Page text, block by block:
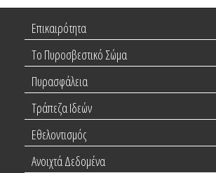
Επικαιρότητα
Το Πυροσβεστικό Σώμα
Πυρασφάλεια
Τράπεζα Ιδεών
Εθελοντισμός
Ανοιχτά Δεδομένα